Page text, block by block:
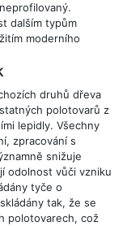
dalším typům
moderního
druhů dřeva
polotovarů z
lepidly. Všechny
zpracování s
snižuje
odolnost vůči vzniku
tyče o
tak, že se
polotovarech, což